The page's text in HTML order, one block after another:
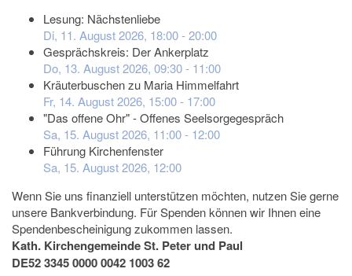
Lesung: Nächstenliebe
Di, 11. August 2026, 18:00-20:00
Gesprächskreis: Der Ankerplatz
Do, 13. August 2026, 09:30- 11:00
Kräuterbuschen zu Maria Himmelfahrt
Fr, 14. August 2026, 15:00- 17:00
"Das offene Ohr" - Offenes Seelsorgegespräch
Sa, 15. August 2026, 11:00- 12:00
Führung Kirchenfenster
Sa, 15. August 2026, 12:00
Wenn Sie uns finanziell unterstützen möchten, nutzen Sie gerne
unsere Bankverbindung. Für Spenden können wir Ihnen eine
Spendenbescheinigung zukommen lassen.
Kath. Kirchengemeinde St. Peter und Paul
DE52 3345 0000 0042 1003 62